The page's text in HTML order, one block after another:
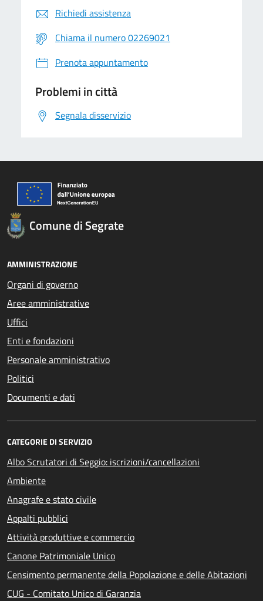
Richiedi assistenza
Chiama il numero 02269021
Prenota appuntamento
Problemi in città
Segnala disservizio
Comune di Segrate
AMMINISTRAZIONE
Organi di governo
Aree amministrative
Uffici
Enti e fondazioni
Personale amministrativo
Politici
Documenti e dati
CATEGORIE DI SERVIZIO
Albo Scrutatori di Seggio: iscrizioni/cancellazioni
Ambiente
Anagrafe e stato civile
Appalti pubblici
Attività produttive e commercio
Canone Patrimoniale Unico
Censimento permanente della Popolazione e delle Abitazioni
CUG - Comitato Unico di Garanzia